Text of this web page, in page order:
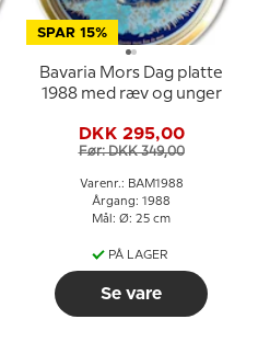
SPAR 15%
Bavaria Mors Dag platte
1988 med ræv og unger
DKK 295,00
Før: DKK 349,00
Varenr.: BAM1988
Årgang: 1988
Mål: Ø: 25 cm
PÅ LAGER
Se vare